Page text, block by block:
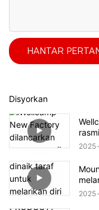
HANTAR
Disyorkan
2025
2025